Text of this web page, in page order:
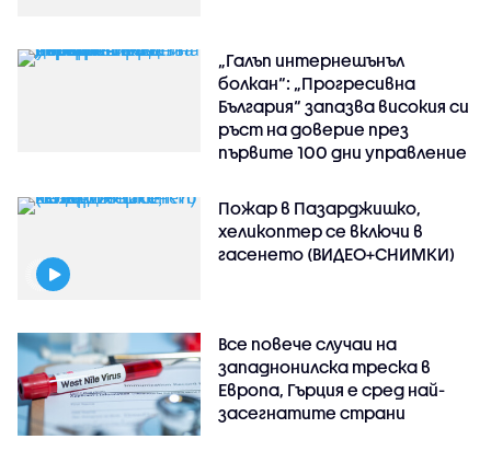
„Галъп интернешънъл
болкан“: „Прогресивна
България“ запазва високия си
ръст на доверие през
първите 100 дни управление
Пожар в Пазарджишко,
хеликоптер се включи в
гасенето (ВИДЕО+СНИМКИ)
Все повече случаи на
западнонилска треска в
Европа, Гърция е сред най-
засегнатите страни